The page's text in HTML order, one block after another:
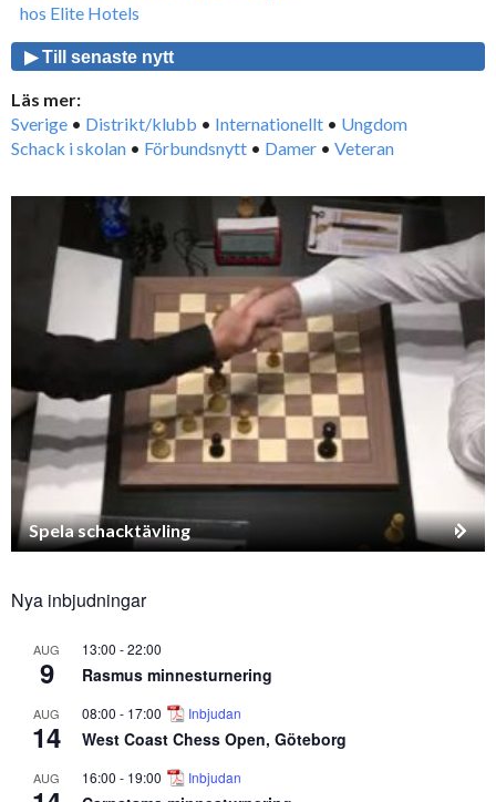
hos Elite Hotels
▶ Till senaste nytt
Läs mer:
Sverige • Distrikt/klubb • Internationellt • Ungdom
Schack i skolan • Förbundsnytt • Damer • Veteran
Spela schacktävling
Nya inbjudningar
AUG
9
13:00 -22:00
Rasmus minnesturnering
AUG
14
08:00 - 17:00 Inbjudan
West Coast Chess Open, Göteborg
AUG 16:00 - 19:00 Inbjudan